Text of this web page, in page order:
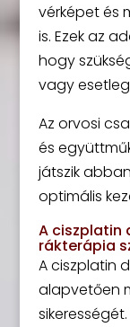
vérképet és
is. Ezek az
hogy
vagy
Az orvosi
és
játszik
optimális
A ciszplatin
rákterápia
A ciszplatin
alapvetően